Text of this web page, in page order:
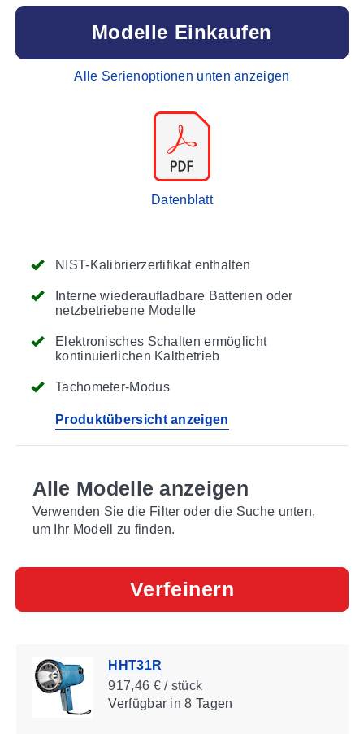
NIST-Kalibrierzertifikat enthalten
Interne wiederaufladbare Batterien oder
netzbetriebene Modelle
Elektronisches Schalten ermöglicht
kontinuierlichen Kaltbetrieb
Tachometer-Modus
Produktübersicht anzeigen
Modelle Einkaufen
Alle Serienoptionen unten anzeigen
Datenblatt
Alle Modelle anzeigen
Verwenden Sie die Filter oder die Suche unten,
um Ihr Modell zu finden.
Verfeinern
HHT31R
917,46 € / stück
Verfügbarin 8 Tagen